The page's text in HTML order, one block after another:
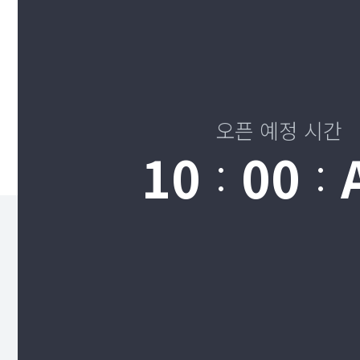
오픈 예정 시간
10 00